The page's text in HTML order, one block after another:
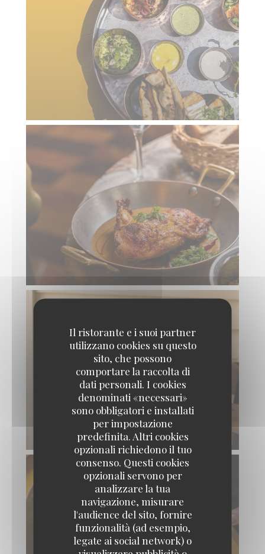
Il ristorante e i suoi partner
utilizzano cookies su questo
sito, che possono
comportare la raccolta di
dati personali. I cookies
denominati «necessari»
sono obbligatori e installati
per impostazione
predefinita. Altri cookies
opzionali richiedono il tuo
consenso. Questi cookies
opzionali servono per
analizzare la tua
navigazione, misurare
l'audience del sito, fornire
funzionalità (ad esempio,
legate ai social network) o